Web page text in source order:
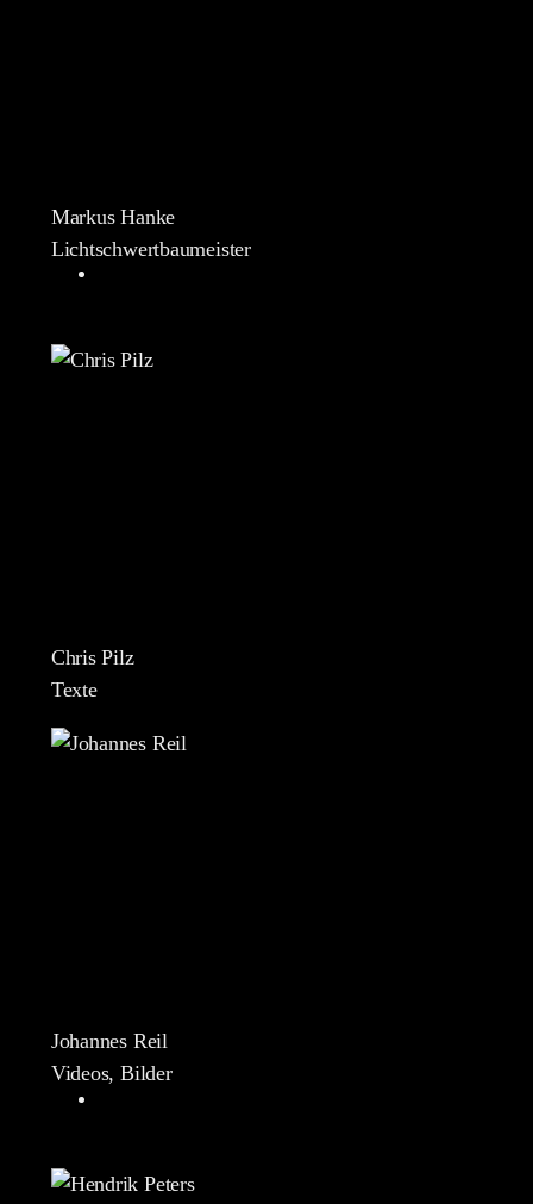
Markus Hanke
Lichtschwertbaumeister
Chris Pilz
Texte
Johannes Reil
Videos, Bilder